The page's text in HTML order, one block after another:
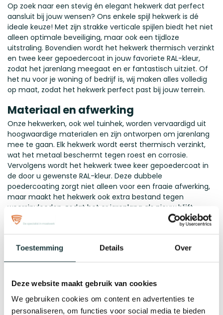
Toestemming Details Over
Deze website maakt gebruik van cookies
We gebruiken cookies om content en advertenties te
personaliseren, om functies voor social media te bieden
Op zoek naar een stevig én elegant hekwerk dat perfect
aansluit bij jouw wensen? Ons enkele spijl hekwerk is dé
ideale keuze! Met zijn strakke verticale spijlen biedt het niet
alleen optimale beveiliging, maar ook een tijdloze
uitstraling. Bovendien wordt het hekwerk thermisch verzinkt
en twee keer gepoedercoat in jouw favoriete RAL-kleur,
zodat het jarenlang meegaat en er fantastisch uitziet. Of
het nu voor je woning of bedrijf is, wij maken alles volledig
op maat, zodat het hekwerk perfect past bij jouw terrein.
Materiaal en afwerking
Onze hekwerken, ook wel tuinhek, worden vervaardigd uit
hoogwaardige materialen en zijn ontworpen om jarenlang
mee te gaan. Elk hekwerk wordt eerst thermisch verzinkt,
wat het metaal beschermt tegen roest en corrosie.
Vervolgens wordt het hekwerk twee keer gepoedercoat in
de door u gewenste RAL-kleur. Deze dubbele
poedercoating zorgt niet alleen voor een fraaie afwerking,
maar maakt het hekwerk ook extra bestand tegen
weersinvloeden, zodat het er jarenlang als nieuw blijft
uitzien.
Onze tuinhekken worden volledig op maat gemaakt, zodat
ze perfect passen bij uw woning of terrein. U kunt de
aanpassen, zodat het aan al uw eisen voldoet.
Opmeten